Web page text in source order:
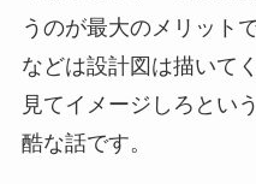
うのが最大のメリット
などは設計図は描いて
見てイメージしろとい
酷な話です。